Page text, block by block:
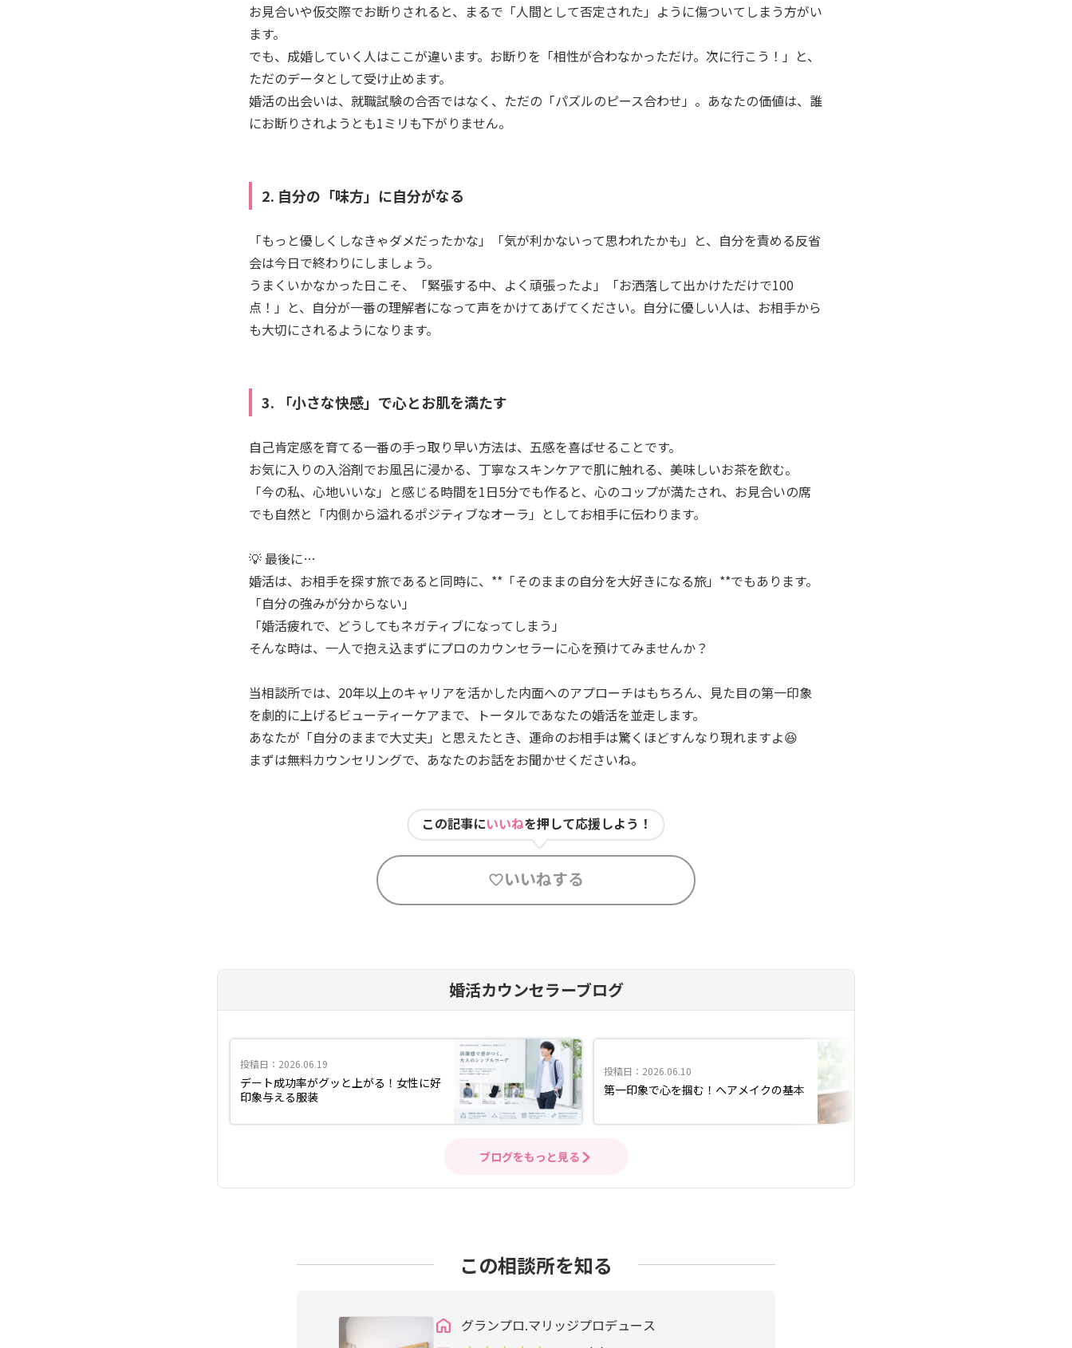
お見合いや仮交際でお断りされると、まるで「人間として否定された」ように傷ついてしまう方がい
ます。
でも、成婚していく人はここが違います。お断りを「相性が合わなかっただけ。次に行こう！」と、
ただのデータとして受け止めます。
婚活の出会いは、就職試験の合否ではなく、ただの「パズルのピース合わせ」。あなたの価値は、誰
にお断りされようとも1ミリも下がりません。
2. 自分の「味方」に自分がなる
「もっと優しくしなきゃダメだったかな」「気が利かないって思われたかも」と、自分を責める反省
会は今日で終わりにしましょう。
うまくいかなかった日こそ、「緊張する中、よく頑張ったよ」「お洒落して出かけただけで100
点！」と、自分が一番の理解者になって声をかけてあげてください。自分に優しい人は、お相手から
も大切にされるようになります。
3. 「小さな快感」で心とお肌を満たす
自己肯定感を育てる一番の手っ取り早い方法は、五感を喜ばせることです。
お気に入りの入浴剤でお風呂に浸かる、丁寧なスキンケアで肌に触れる、美味しいお茶を飲む。
「今の私、心地いいな」と感じる時間を1日5分でも作ると、心のコップが満たされ、お見合いの席
でも自然と「内側から溢れるポジティブなオーラ」としてお相手に伝わります。
💡 最後に…
婚活は、お相手を探す旅であると同時に、**「そのままの自分を大好きになる旅」**でもあります。
「自分の強みが分からない」
「婚活疲れで、どうしてもネガティブになってしまう」
そんな時は、一人で抱え込まずにプロのカウンセラーに心を預けてみませんか？
当相談所では、20年以上のキャリアを活かした内面へのアプローチはもちろん、見た目の第一印象
を劇的に上げるビューティーケアまで、トータルであなたの婚活を並走します。
あなたが「自分のままで大丈夫」と思えたとき、運命のお相手は驚くほどすんなり現れますよ😆
まずは無料カウンセリングで、あなたのお話をお聞かせくださいね。
この記事にいいねを押して応援しよう！
いいねする
婚活カウンセラーブログ
投稿日：2026.06.19
デート成功率がグッと上がる！女性に好
印象与える服装
投稿日：2026.06.10
第一印象で心を掴む！ヘアメイクの基本
ブログをもっと見る
この相談所を知る
グランプロ.マリッジプロデュース